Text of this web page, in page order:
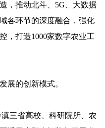
，推动北斗、5G、大数据
各环节的深度融合，强化
，打造1000家数字农业工
展的创新模式。
三省高校、科研院所、农